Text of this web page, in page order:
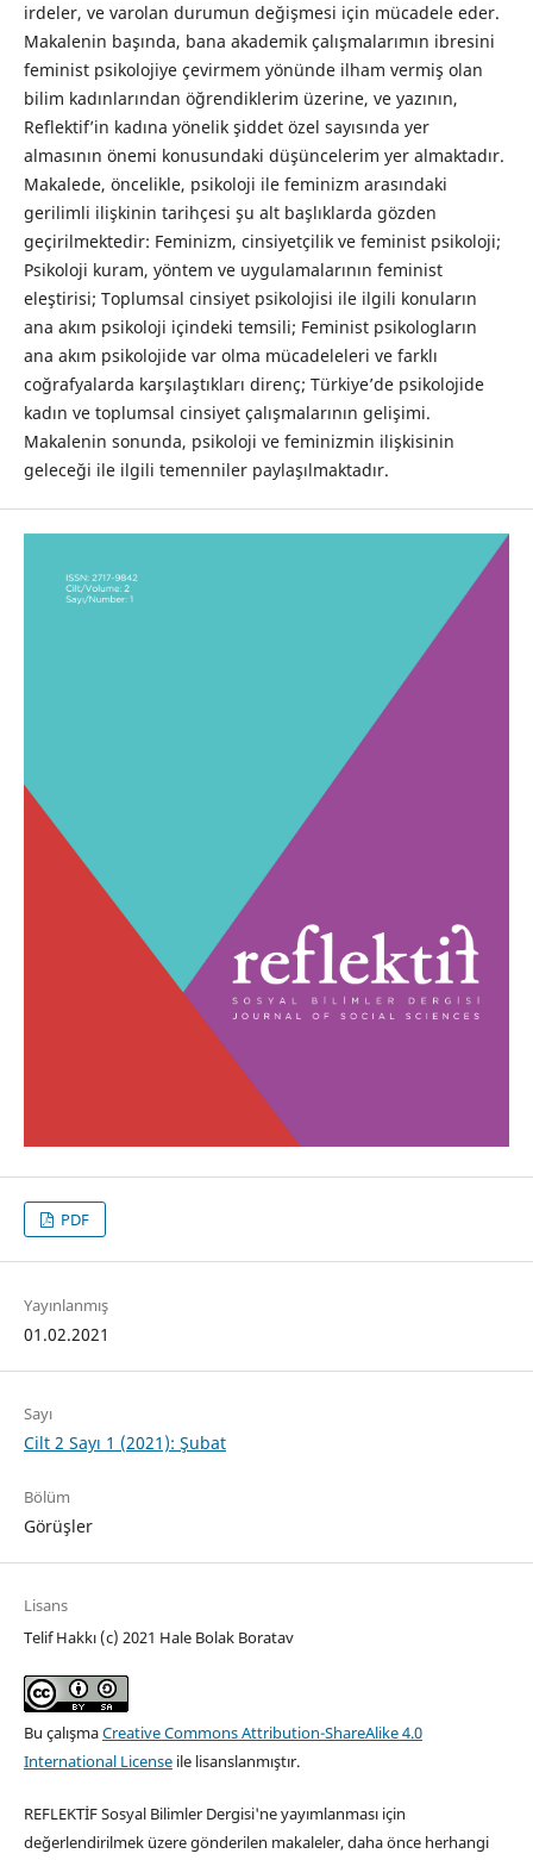
irdeler, ve varolan durumun değişmesi için mücadele eder.
Makalenin başında, bana akademik çalışmalarımın ibresini
feminist psikolojiye çevirmem yönünde ilham vermiş olan
bilim kadınlarından öğrendiklerim üzerine, ve yazının,
Reflektif’in kadına yönelik şiddet özel sayısında yer
almasının önemi konusundaki düşüncelerim yer almaktadır.
Makalede, öncelikle, psikoloji ile feminizm arasındaki
gerilimli ilişkinin tarihçesi şu alt başlıklarda gözden
geçirilmektedir: Feminizm, cinsiyetçilik ve feminist psikoloji;
Psikoloji kuram, yöntem ve uygulamalarının feminist
eleştirisi; Toplumsal cinsiyet psikolojisi ile ilgili konuların
ana akım psikoloji içindeki temsili; Feminist psikologların
ana akım psikolojide var olma mücadeleleri ve farklı
coğrafyalarda karşılaştıkları direnç; Türkiye’de psikolojide
kadın ve toplumsal cinsiyet çalışmalarının gelişimi.
Makalenin sonunda, psikoloji ve feminizmin ilişkisinin
geleceği ile ilgili temenniler paylaşılmaktadır.
PDF
Yayınlanmış
01.02.2021
Sayı
Cilt 2 Sayı 1 (2021): Şubat
Bölüm
Görüşler
Lisans
Telif Hakkı (c) 2021 Hale Bolak Boratav
Bu çalışmaCreative Commons Attribution-ShareAlike 4.0
International Licenseile lisanslanmıştır.
REFLEKTİF Sosyal Bilimler Dergisi'ne yayımlanması için
değerlendirilmek üzere gönderilen makaleler, daha önce herhangi